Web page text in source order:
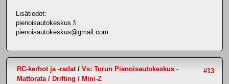
Lisätiedot:
pienoisautokeskus.fi
pienoisautokeskus@gmail.com
#13
RC-kerhot ja -radat/ Vs: Turun Pienoisautokeskus -
Mattorata / Drifting / Mini-Z